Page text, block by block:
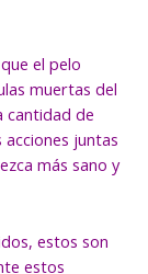
el pelo
muertas del
cantidad de
acciones juntas
más sano y
estos son
estos